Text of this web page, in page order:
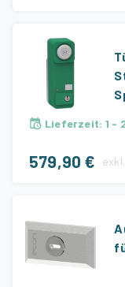
Lieferzeit: 1 -
579,90 € exkl.